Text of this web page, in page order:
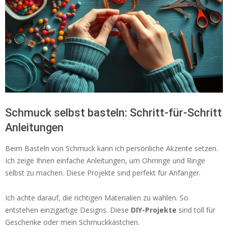
Schmuck selbst basteln: Schritt-für-Schritt
Anleitungen
Beim Basteln von Schmuck kann ich persönliche Akzente setzen.
Ich zeige Ihnen einfache Anleitungen, um Ohrringe und Ringe
selbst zu machen. Diese Projekte sind perfekt für Anfänger.
Ich achte darauf, die richtigen Materialien zu wählen. So
entstehen einzigartige Designs. Diese DIY-Projekte sind toll für
Geschenke oder mein Schmuckkästchen.